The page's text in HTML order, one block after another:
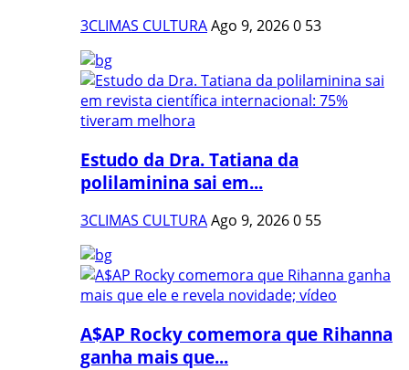
3CLIMAS CULTURAAgo 9, 20260 53
Estudo da Dra. Tatiana da
polilaminina sai em...
3CLIMAS CULTURAAgo 9, 20260 55
A$AP Rocky comemora que Rihanna
ganha mais que...